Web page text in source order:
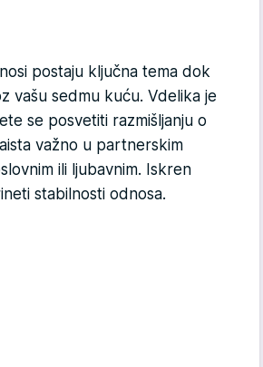
postaju ključna tema dok
vašu sedmu kuću. Vdelika je
se posvetiti razmišljanju o
važno u partnerskim
ili ljubavnim. Iskren
stabilnosti odnosa.